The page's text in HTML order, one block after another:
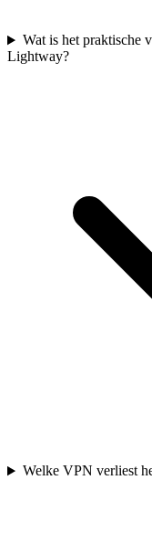
Wat is het praktische
Lightway?
Welke VPN verliest